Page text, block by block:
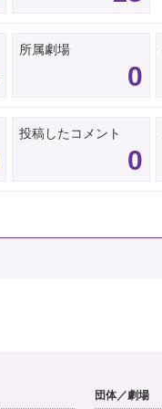
所属劇場
0
投稿したコメント
0
団体／劇場